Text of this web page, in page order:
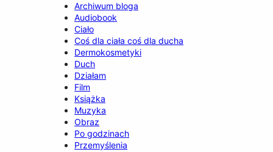
Archiwum bloga
Audiobook
Ciało
Coś dla ciała coś dla ducha
Dermokosmetyki
Duch
Działam
Film
Książka
Muzyka
Obraz
Po godzinach
Przemyślenia